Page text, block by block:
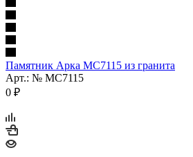
Памятник Арка МС7115 из гранита
Арт.: № МС7115
0 ₽